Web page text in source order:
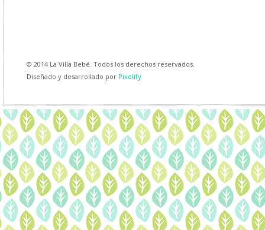
© 2014 La Villa Bebé. Todos los derechos reservados.
Diseñado y desarrollado por Pixelify